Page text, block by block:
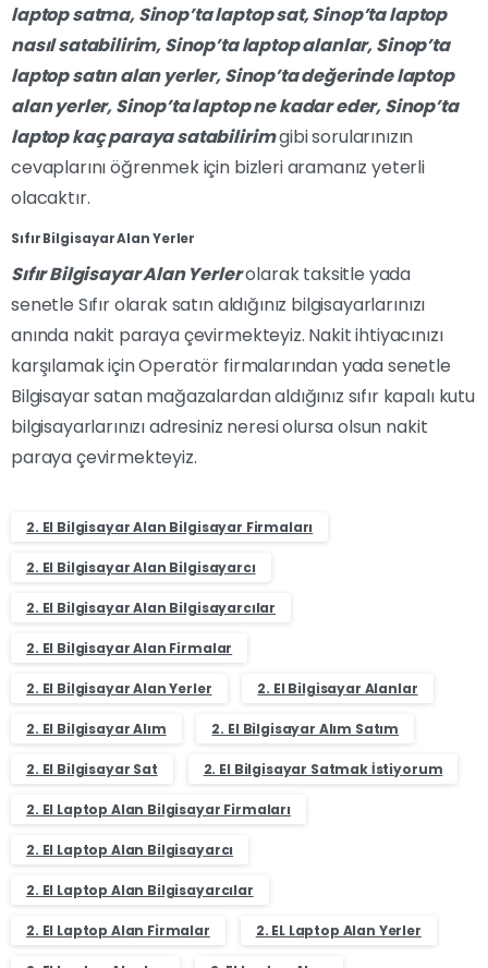
laptop satma,Sinop’talaptop sat,Sinop’talaptop
nasıl satabilirim,Sinop’talaptop alanlar,Sinop’ta
laptop satın alan yerler,Sinop’tadeğerinde laptop
alan yerler,Sinop’talaptop ne kadar eder,Sinop’ta
laptop kaç paraya satabilirimgibi sorularınızın
cevaplarını öğrenmek için bizleri aramanız yeterli
olacaktır.
Sıfır Bilgisayar Alan Yerler
Sıfır Bilgisayar Alan Yerlerolarak taksitle yada
senetle Sıfır olarak satın aldığınız bilgisayarlarınızı
anında nakit paraya çevirmekteyiz. Nakit ihtiyacınızı
karşılamak için Operatör firmalarından yada senetle
Bilgisayar satan mağazalardan aldığınız sıfır kapalı kutu
bilgisayarlarınızı adresiniz neresi olursa olsun nakit
paraya çevirmekteyiz.
2. El Bilgisayar Alan Bilgisayar Firmaları
2. El Bilgisayar Alan Bilgisayarcı
2. El Bilgisayar Alan Bilgisayarcılar
2. El Bilgisayar Alan Firmalar
2. El Bilgisayar Alan Yerler 2. El Bilgisayar Alanlar
2. El Bilgisayar Alım 2. El Bilgisayar Alım Satım
2. El Bilgisayar Sat 2. El Bilgisayar Satmak İstiyorum
2. El Laptop Alan Bilgisayar Firmaları
2. El Laptop Alan Bilgisayarcı
2. El Laptop Alan Bilgisayarcılar
2. El Laptop Alan Firmalar 2. EL Laptop Alan Yerler